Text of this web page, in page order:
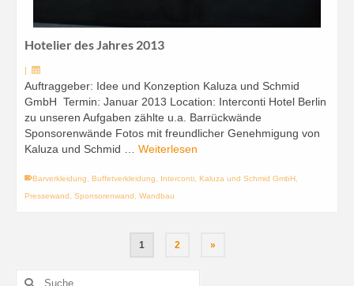
Hotelier des Jahres 2013
|
Auftraggeber: Idee und Konzeption Kaluza und Schmid
GmbH Termin: Januar 2013 Location: Interconti Hotel Berlin
zu unseren Aufgaben zählte u.a. Barrückwände
Sponsorenwände Fotos mit freundlicher Genehmigung von
Kaluza und Schmid … Weiterlesen
Barverkleidung Buffetverkleidung Interconti Kaluza und Schmid GmbH
Pressewand
Sponsorenwand Wandbau
1 2 »